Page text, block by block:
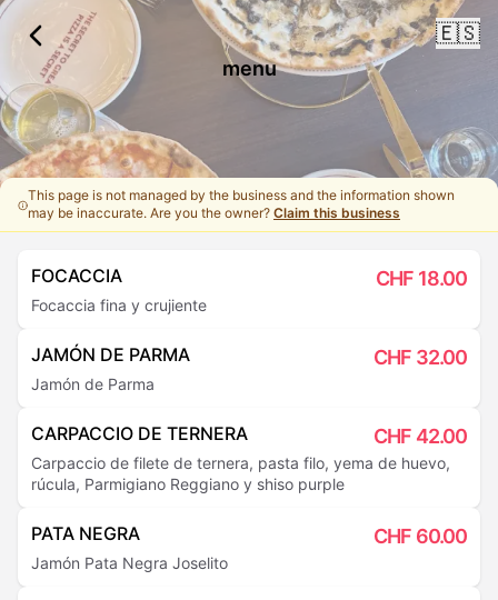
🇪🇸
menu
This page is not managed by the business and the information shown
may be inaccurate. Are you the owner?Claim this business
FOCACCIA CHF 18.00
Focaccia fina y crujiente
JAMÓN DE PARMA CHF 32.00
Jamón de Parma
CARPACCIO DE TERNERA CHF 42.00
Carpaccio de filete de ternera, pasta filo, yema de huevo,
rúcula, Parmigiano Reggiano y shiso purple
PATA NEGRA CHF 60.00
Jamón Pata Negra Joselito